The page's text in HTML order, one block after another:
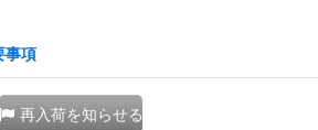
事項
再入荷を知らせる